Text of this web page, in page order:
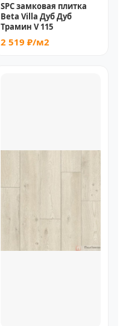
SPC замковая плитка
Beta Villa Дуб Дуб
Трамин V 115
2 519 ₽/м2